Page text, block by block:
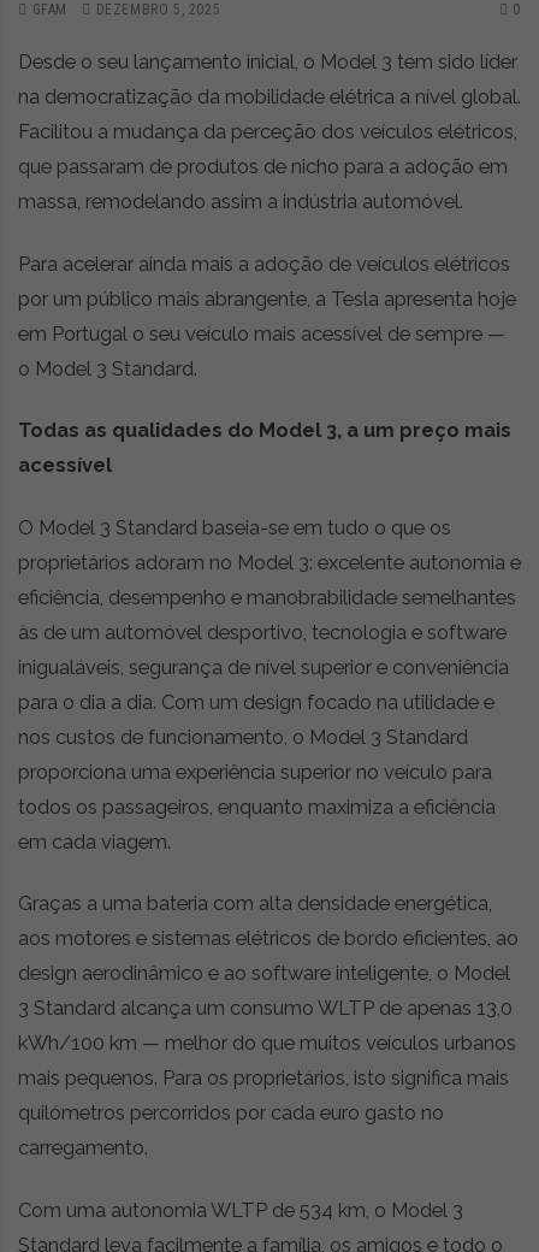
GFAM DEZEMBRO 5, 2025 0
Desde o seu lançamento inicial, o Model 3 tem sido líder
na democratização da mobilidade elétrica a nível global.
Facilitou a mudança da perceção dos veículos elétricos,
que passaram de produtos de nicho para a adoção em
massa, remodelando assim a indústria automóvel.
Para acelerar ainda mais a adoção de veículos elétricos
por um público mais abrangente, a Tesla apresenta hoje
em Portugal o seu veículo mais acessível de sempre —
o Model 3 Standard.
Todas as qualidades do Model 3, a um preço mais
acessível
O Model 3 Standard baseia-se em tudo o que os
proprietários adoram no Model 3: excelente autonomia e
eficiência, desempenho e manobrabilidade semelhantes
às de um automóvel desportivo, tecnologia e software
inigualáveis, segurança de nível superior e conveniência
para o dia a dia. Com um design focado na utilidade e
nos custos de funcionamento, o Model 3 Standard
proporciona uma experiência superior no veículo para
todos os passageiros, enquanto maximiza a eficiência
em cada viagem.
Graças a uma bateria com alta densidade energética,
aos motores e sistemas elétricos de bordo eficientes, ao
design aerodinâmico e ao software inteligente, o Model
3 Standard alcança um consumo WLTP de apenas 13,0
kWh/100 km — melhor do que muitos veículos urbanos
mais pequenos. Para os proprietários, isto significa mais
quilómetros percorridos por cada euro gasto no
carregamento.
Com uma autonomia WLTP de 534 km, o Model 3
Standard leva facilmente a família, os amigos e todo o